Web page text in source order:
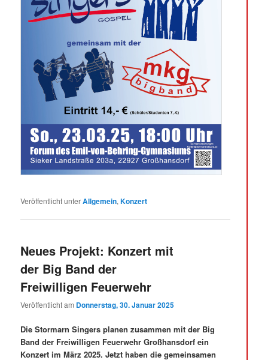
Veröffentlicht unterAllgemein,Konzert
Neues Projekt: Konzert mit
der Big Band der
Freiwilligen Feuerwehr
Veröffentlicht am Donnerstag, 30. Januar 2025
Die Stormarn Singers planen zusammen mit der Big
Band der Freiwilligen Feuerwehr Großhansdorf ein
Konzert im März 2025. Jetzt haben die gemeinsamen